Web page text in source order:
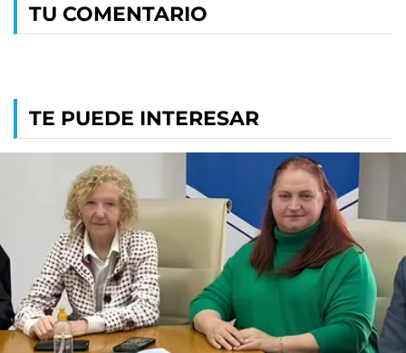
TU COMENTARIO
TE PUEDE INTERESAR